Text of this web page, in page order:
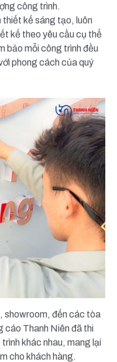
công trình.
kế sáng tạo, luôn
kế theo yêu cầu cụ thể
bảo mỗi công trình đều
phong cách của quý
showroom, đến các tòa
cáo Thanh Niên đã thi
khác nhau, mang lại
cho khách hàng.